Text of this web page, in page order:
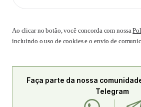
Ao clicar no botão, você concorda com nossa
incluindo o uso de cookies e o envio de
Faça parte da nossa
Telegram